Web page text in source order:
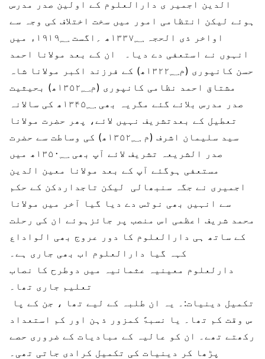
الدین اجمیر ی دارالعلوم کے اولین صدر مدرس
ہوئے لیکن انتظامی امور میں سخت اختلاف کی وجہ سے
اواخر ذی الحجہ ۱۳۳۷؁ھ ؍اگست ۱۹۱۹؁ء میں
انہوں نے استعفی دے دیا۔ ان کے بعد مولانا احمد
حسن کانپوری (م۱۳۲۲؁ھ) کے فرزند اکبر مولانا شاہ
مشتاق احمد نظامی کانپوری (م۱۳۵۲؁ھ) بحیثیت
صدر مدرس بلائے گئے مگریہ بھی ۱۳۴۵؁ھ کی سالانہ
تعطیل کے بعدتشریف نہیں لائے، پھر حضرت مولانا
سید سلیمان اشرف (م ۱۳۵۲؁ھ) کی وساطت سے حضرت
صدر الشریعہ تشریف لائے آپ بھی ۱۳۵۰؁ھ میں
مستعفی ہوگئے آپ کے بعد مولانا معین الدین
اجمیری نے جگہ سنبھالی لیکن تاجداردکن کے حکم
سے انہیں بھی نوٹس دے دیا گیا آخر میں مولانا
محمد شریف اعظمی اس منصب پر جائزہوئے ان کی رحلت
کے ساتھ ہی دارالعلوم کا دور عروج بھی الواداع
دارلعلوم معینیہ عثمانیہ میں دوطرح کا نصاب
تعلیم جاری تھا۔
س وقت کم تھا۔ یا نسبۃً کمزور ذہن اور کم استعداد
رکھتے تھے۔ ان کو عالیہ کے مبادیات کے ضروری حصے
پڑھا کر دینیات کی تکمیل کرادی جاتی تھی۔